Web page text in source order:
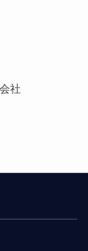
社